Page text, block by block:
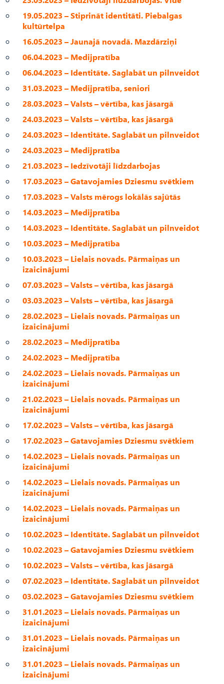
19.05.2023 – Stiprināt identitāti. Piebalgas
kultūrtelpa
16.05.2023 – Jaunajā novadā. Mazdārziņi
06.04.2023 – Medijpratība
06.04.2023 – Identitāte. Saglabāt un pilnveidot
31.03.2023 – Medijpratība, seniori
28.03.2023 – Valsts – vērtība, kas jāsargā
24.03.2023 – Valsts – vērtība, kas jāsargā
24.03.2023 – Identitāte. Saglabāt un pilnveidot
24.03.2023 – Medijpratība
21.03.2023 – Iedzīvotāji līdzdarbojas
17.03.2023 – Gatavojamies Dziesmu svētkiem
17.03.2023 – Valsts mērogs lokālās sajūtās
14.03.2023 – Medijpratība
14.03.2023 – Identitāte. Saglabāt un pilnveidot
10.03.2023 – Medijpratība
10.03.2023 – Lielais novads. Pārmaiņas un
izaicinājumi
07.03.2023 – Valsts – vērtība, kas jāsargā
03.03.2023 – Valsts – vērtība, kas jāsargā
28.02.2023 – Lielais novads. Pārmaiņas un
izaicinājumi
28.02.2023 – Medijpratība
24.02.2023 – Medijpratība
24.02.2023 – Lielais novads. Pārmaiņas un
izaicinājumi
21.02.2023 – Lielais novads. Pārmaiņas un
izaicinājumi
17.02.2023 – Valsts – vērtība, kas jāsargā
17.02.2023 – Gatavojamies Dziesmu svētkiem
14.02.2023 – Lielais novads. Pārmaiņas un
izaicinājumi
14.02.2023 – Lielais novads. Pārmaiņas un
izaicinājumi
14.02.2023 – Lielais novads. Pārmaiņas un
izaicinājumi
10.02.2023 – Identitāte. Saglabāt un pilnveidot
10.02.2023 – Gatavojamies Dziesmu svētkiem
10.02.2023 – Valsts – vērtība, kas jāsargā
07.02.2023 – Identitāte. Saglabāt un pilnveidot
03.02.2023 – Gatavojamies Dziesmu svētkiem
31.01.2023 – Lielais novads. Pārmaiņas un
izaicinājumi
31.01.2023 – Lielais novads. Pārmaiņas un
izaicinājumi
31.01.2023 – Lielais novads. Pārmaiņas un
izaicinājumi